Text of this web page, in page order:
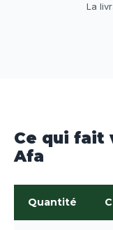
La
Ce qui fait
Afa
Quantité